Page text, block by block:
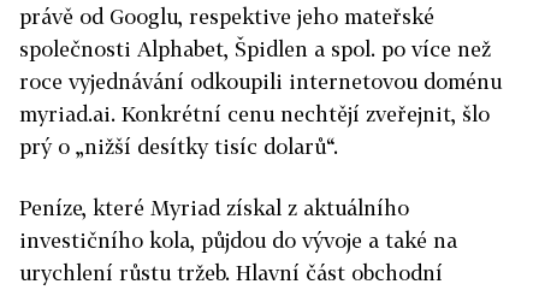
právě od Googlu, respektive jeho mateřské
společnosti Alphabet, Špidlen a spol. po více než
roce vyjednávání odkoupili internetovou doménu
myriad.ai. Konkrétní cenu nechtějí zveřejnit, šlo
prý o „nižší desítky tisíc dolarů“.
Peníze, které Myriad získal z aktuálního
investičního kola, půjdou do vývoje a také na
urychlení růstu tržeb. Hlavní část obchodní